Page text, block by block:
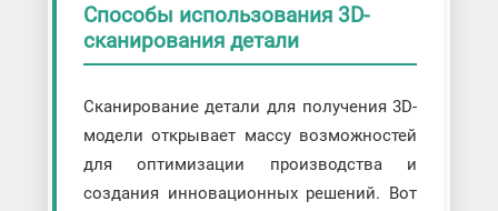
Способы использования 3D-
сканирования детали
Сканирование детали для получения 3D-
модели открывает массу возможностей
для оптимизации производства и
создания инновационных решений. Вот